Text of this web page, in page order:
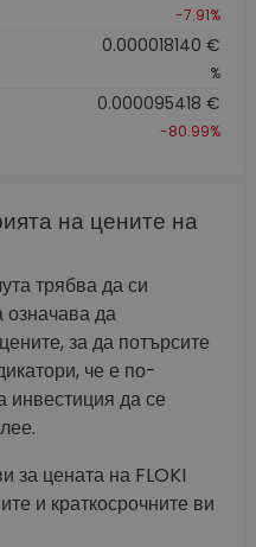
-7.91%
0.000018140 €
%
0.000095418 €
-80.99%
на цените на
трябва да си
да
за да потърсите
че е по-
инвестиция да се
за цената на FLOKI
и краткосрочните ви